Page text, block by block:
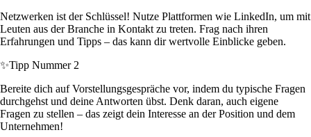
Netzwerken ist der Schlüssel! Nutze Plattformen wie LinkedIn, um mit
Leuten aus der Branche in Kontakt zu treten. Frag nach ihren
Erfahrungen und Tipps – das kann dir wertvolle Einblicke geben.
✨Tipp Nummer 2
Bereite dich auf Vorstellungsgespräche vor, indem du typische Fragen
durchgehst und deine Antworten übst. Denk daran, auch eigene
Fragen zu stellen – das zeigt dein Interesse an der Position und dem
Unternehmen!